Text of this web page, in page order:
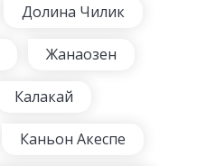
Долина Чилик
Жанаозен
Калакай
Каньон Акеспе